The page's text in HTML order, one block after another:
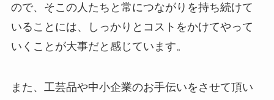
ので、そこの人たちと常につながりを持ち続けて
いることには、しっかりとコストをかけてやって
いくことが大事だと感じています。
また、工芸品や中小企業のお手伝いをさせて頂い